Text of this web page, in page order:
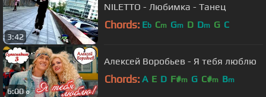
3:42
NILETTO - Любимка - Танец
Chords: Eb Cm Gm D Dm G C
6:00
Алексей Воробьев - Я тебя люблю
Chords: A E D F#m G C#m Bm